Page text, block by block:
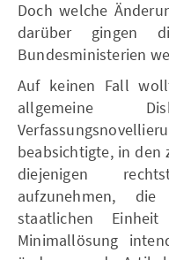
Doch welche
darüber gingen
Bundesministerien
Auf keinen Fall
allgemeine
beabsichtigte, in den
diejenigen
aufzunehmen,
staatlichen
Minimallösung